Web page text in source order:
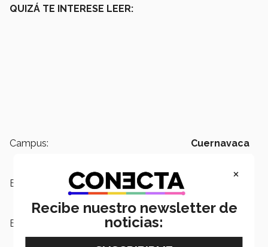
QUIZÁ TE INTERESE LEER:
Campus: Cuernavaca
Escuelas: Ingeniería y Ciencias
Etiquetas:
×
Recibe nuestro newsletter de
noticias: